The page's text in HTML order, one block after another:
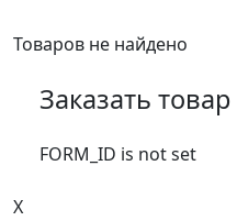
Товаров не найдено
Заказать товар
FORM_ID is not set
X